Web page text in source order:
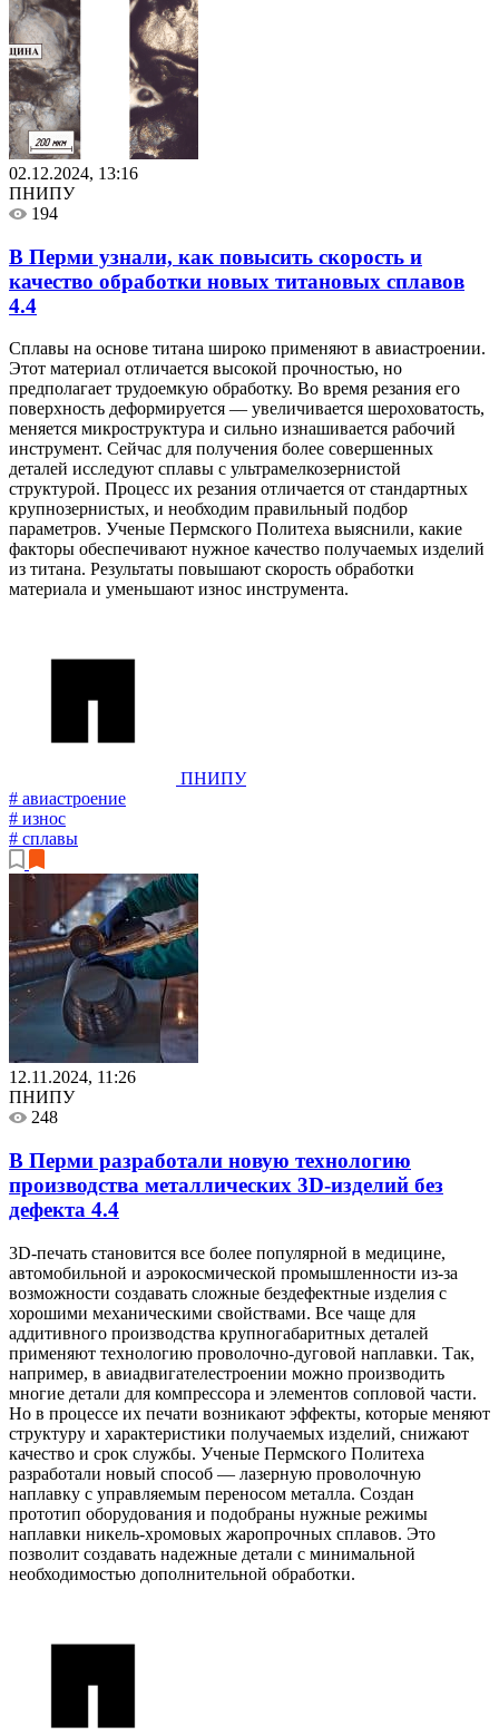
02.12.2024, 13:16
ПНИПУ
194
В Перми узнали, как повысить скорость и
качество обработки новых титановых сплавов
4.4
Сплавы на основе титана широко применяют в авиастроении.
Этот материал отличается высокой прочностью, но
предполагает трудоемкую обработку. Во время резания его
поверхность деформируется — увеличивается шероховатость,
меняется микроструктура и сильно изнашивается рабочий
инструмент. Сейчас для получения более совершенных
деталей исследуют сплавы с ультрамелкозернистой
структурой. Процесс их резания отличается от стандартных
крупнозернистых, и необходим правильный подбор
параметров. Ученые Пермского Политеха выяснили, какие
факторы обеспечивают нужное качество получаемых изделий
из титана. Результаты повышают скорость обработки
материала и уменьшают износ инструмента.
ПНИПУ
# авиастроение
# износ
# сплавы
12.11.2024, 11:26
ПНИПУ
248
В Перми разработали новую технологию
производства металлических 3D-изделий без
дефекта 4.4
3D-печать становится все более популярной в медицине,
автомобильной и аэрокосмической промышленности из-за
возможности создавать сложные бездефектные изделия с
хорошими механическими свойствами. Все чаще для
аддитивного производства крупногабаритных деталей
применяют технологию проволочно-дуговой наплавки. Так,
например, в авиадвигателестроении можно производить
многие детали для компрессора и элементов сопловой части.
Но в процессе их печати возникают эффекты, которые меняют
структуру и характеристики получаемых изделий, снижают
качество и срок службы. Ученые Пермского Политеха
разработали новый способ — лазерную проволочную
наплавку с управляемым переносом металла. Создан
прототип оборудования и подобраны нужные режимы
наплавки никель-хромовых жаропрочных сплавов. Это
позволит создавать надежные детали с минимальной
необходимостью дополнительной обработки.